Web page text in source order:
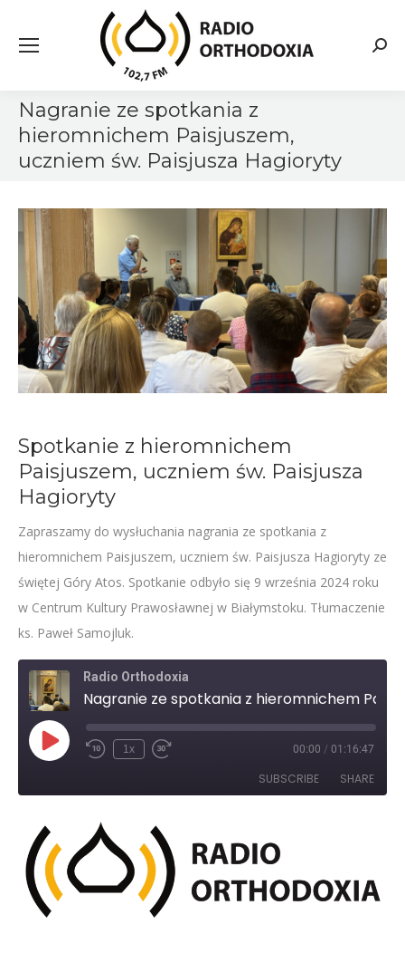
Nagranie ze spotkania z
hieromnichem Paisjuszem,
uczniem św. Paisjusza Hagioryty
Spotkanie z hieromnichem
Paisjuszem, uczniem św. Paisjusza
Hagioryty
Zapraszamy do wysłuchania nagrania ze spotkania z
hieromnichem Paisjuszem, uczniem św. Paisjusza Hagioryty ze
świętej Góry Atos. Spotkanie odbyło się 9 września 2024 roku
w Centrum Kultury Prawosławnej w Białymstoku. Tłumaczenie
ks. Paweł Samojluk.
Radio Orthodoxia
Play
EpisodeRewind
1x
Fast
seconds
00:00 / 01:16:47
SUBSCRIBE SHARE
RSS FEED
SHARE
LINK
EMBED